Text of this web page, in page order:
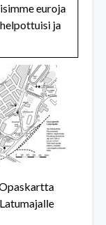
euroja
ja
Latumajalle